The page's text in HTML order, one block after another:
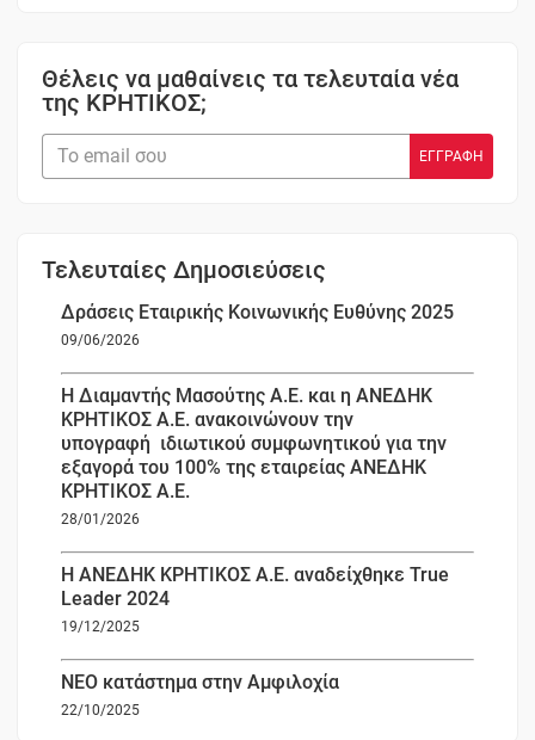
Θέλεις να μαθαίνεις τα τελευταία νέα
της ΚΡΗΤΙΚΟΣ;
Τελευταίες Δημοσιεύσεις
Δράσεις Εταιρικής Κοινωνικής Ευθύνης 2025
09/06/2026
Η Διαμαντής Μασούτης Α.Ε. και η ΑΝΕΔΗΚ
ΚΡΗΤΙΚΟΣ Α.Ε. ανακοινώνουν την
υπογραφή ιδιωτικού συμφωνητικού για την
εξαγορά του 100% της εταιρείας ΑΝΕΔΗΚ
ΚΡΗΤΙΚΟΣ Α.Ε.
28/01/2026
Η ΑΝΕΔΗΚ ΚΡΗΤΙΚΟΣ Α.Ε. αναδείχθηκε True
Leader 2024
19/12/2025
ΝΕΟ κατάστημα στην Αμφιλοχία
22/10/2025